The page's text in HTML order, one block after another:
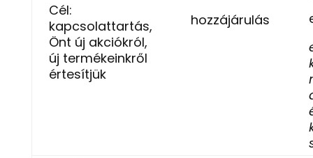
Cél:
kapcsolattartás,
Önt új akciókról,
új termékeinkről
értesítjük
hozzájárulás